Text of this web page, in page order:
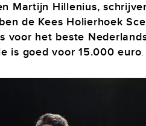
Martijn Hillenius,
de Kees Holierhoek
voor het beste
is goed voor 15.000 euro.